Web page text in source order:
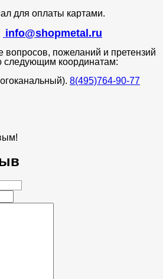
для оплаты картами.
info@shopmetal.ru
вопросов, пожеланий и претензий
следующим координатам:
8(495)764-90-77